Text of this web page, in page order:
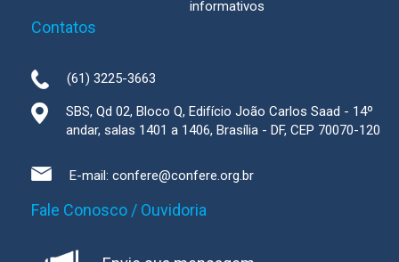
informativos
Contatos
(61) 3225-3663
SBS, Qd 02, Bloco Q, Edifício João Carlos Saad - 14º
andar, salas 1401 a 1406, Brasília - DF, CEP 70070-120
E-mail: confere@confere.org.br
Fale Conosco / Ouvidoria